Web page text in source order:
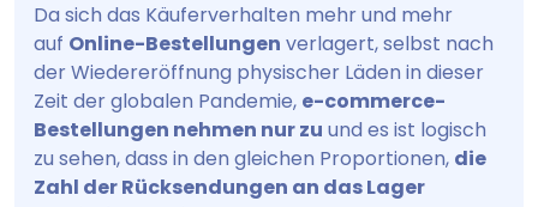
Da sich das Käuferverhalten mehr und mehr
auf Online-Bestellungen verlagert, selbst nach
der Wiedereröffnung physischer Läden in dieser
Zeit der globalen Pandemie, e-commerce-
Bestellungen nehmen nur zu und es ist logisch
zu sehen, dass in den gleichen Proportionen, die
Zahl der Rücksendungen an das Lager